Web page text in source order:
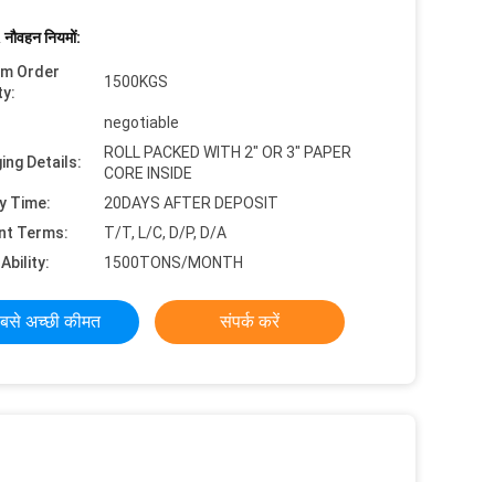
नियमों:
Order
1500KGS
negotiable
Details:
ROLL PACKED WITH 2" OR 3" PAPER
CORE INSIDE
Time:
20DAYS AFTER DEPOSIT
Terms:
T/T, L/C, D/P, D/A
1500TONS/MONTH
अच्छी कीमत संपर्क करें